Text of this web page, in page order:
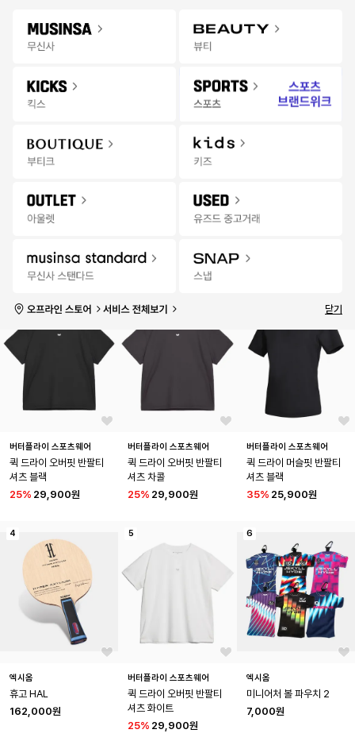
스포츠/레저 상품을 검색해 보세요.
추천 랭킹 세일 발매
자전거 보드/스케이트
6분 전 성별 전체 연령
버터플라이 스포츠웨어
퀵 드라이 오버핏 반팔티
셔츠 블랙
25% 29,900원
버터플라이 스포츠웨어
퀵 드라이 오버핏 반팔티
셔츠 차콜
25% 29,900원
버터플라이 스포츠웨어
퀵 드라이 머슬핏 반팔티
셔츠 블랙
35% 25,900원
4
엑시옴
휴고 HAL
162,000원
5
버터플라이 스포츠웨어
퀵 드라이 오버핏 반팔티
셔츠 화이트
25% 29,900원
6
엑시옴
미니어처 볼 파우치 2
7,000원
Menu
닫기
무신사 앱 설치하고 다양한 혜택과 코디 팁을 받아보세요!